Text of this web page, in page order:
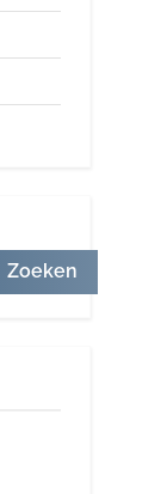
Zoeken